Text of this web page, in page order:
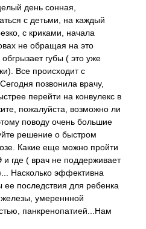
день сонная,
с детьми, на каждый
с криками, начала
не обращая на это
губы ( это уже
Все происходит с
позвонила врачу,
перейти на конвулекс в
пожалуйста, возможно ли
поводу очень большие
решение о быстром
Какие еще можно пройти
где ( врач не поддерживает
Насколько эффективна
ее последствия для ребенка
умереннной
панкренопатией...Нам